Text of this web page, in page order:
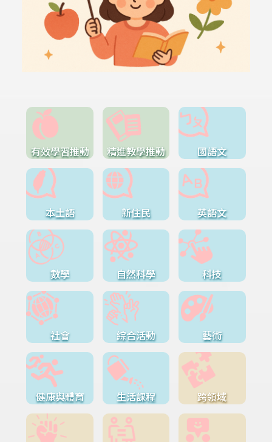
有效學習推動 精進教學推動 國語文
本土語 新住民 英語文
數學 自然科學 科技
社會 綜合活動 藝術
健康與體育 生活課程 跨領域